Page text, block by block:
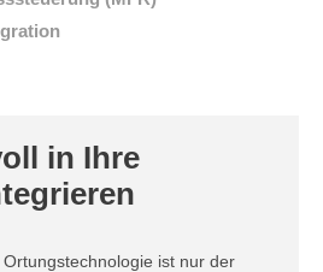
in Ihre
ist nur der